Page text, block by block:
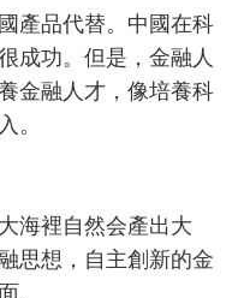
產品代替。中國在科
成功。但是，金融人
金融人才，像培養科
。
海裡自然会產出大
思想，自主創新的金
。